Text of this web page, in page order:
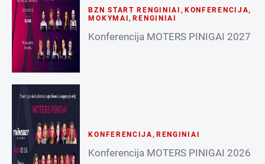
BZN START RENGINIAI , KONFERENCIJA,
MOKYMAI ,RENGINIAI
Konferencija MOTERS PINIGAI 2027
KONFERENCIJA, RENGINIAI
Konferencija MOTERS PINIGAI 2026